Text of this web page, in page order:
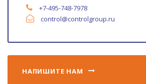
+7-495-748-7978
control@controlgroup.ru
НАПИШИТЕ НАМ